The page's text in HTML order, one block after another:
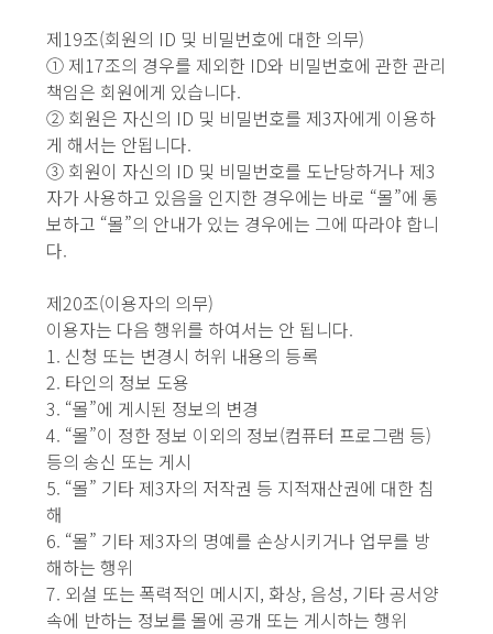
제19조(회원의 ID 및 비밀번호에 대한 의무)
① 제17조의 경우를 제외한 ID와 비밀번호에 관한 관리
책임은 회원에게 있습니다.
② 회원은 자신의 ID 및 비밀번호를 제3자에게 이용하
게 해서는 안됩니다.
③ 회원이 자신의 ID 및 비밀번호를 도난당하거나 제3
자가 사용하고 있음을 인지한 경우에는 바로 “몰”에 통
보하고 “몰”의 안내가 있는 경우에는 그에 따라야 합니
다.
제20조(이용자의 의무)
이용자는 다음 행위를 하여서는 안 됩니다.
1. 신청 또는 변경시 허위 내용의 등록
2. 타인의 정보 도용
3. “몰”에 게시된 정보의 변경
4. “몰”이 정한 정보 이외의 정보(컴퓨터 프로그램 등)
등의 송신 또는 게시
5. “몰” 기타 제3자의 저작권 등 지적재산권에 대한 침
해
6. “몰” 기타 제3자의 명예를 손상시키거나 업무를 방
해하는 행위
7. 외설 또는 폭력적인 메시지, 화상, 음성, 기타 공서양
속에 반하는 정보를 몰에 공개 또는 게시하는 행위